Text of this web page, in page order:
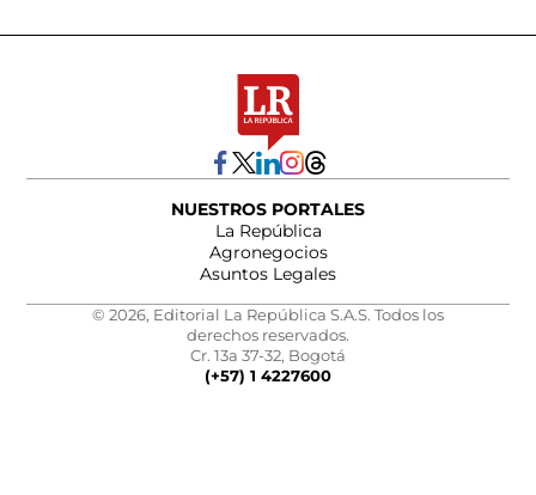
NUESTROS PORTALES
La República
Agronegocios
Asuntos Legales
© 2026, Editorial La República S.A.S. Todos los
derechos reservados.
Cr. 13a 37-32, Bogotá
(+57) 1 4227600